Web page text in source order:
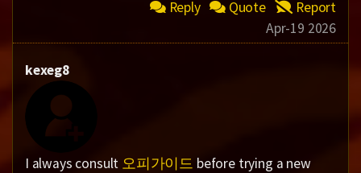
Reply
Quote
Report
Apr-19 2026
kexeg8
I always consult 오피가이드 before trying a new